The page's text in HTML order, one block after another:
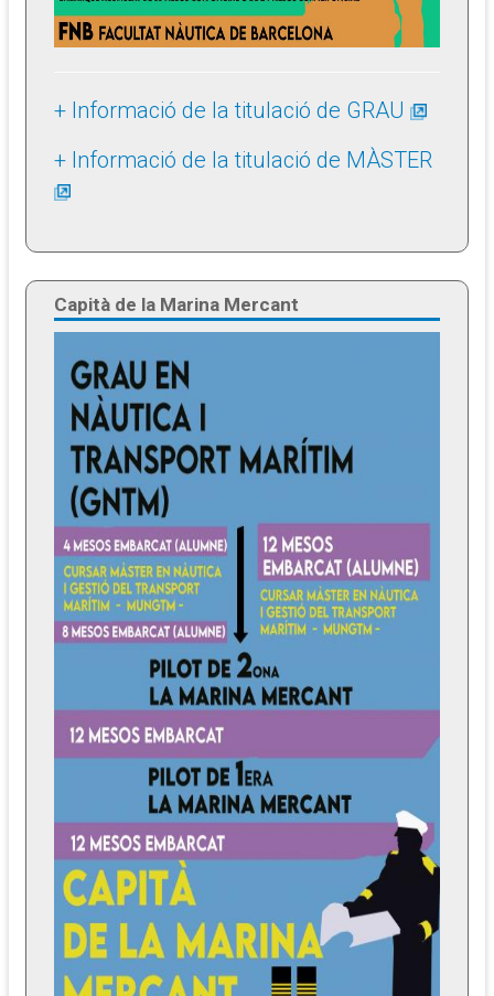
+ Informació de la titulació de GRAU
+ Informació de la titulació de MÀSTER
Capità de la Marina Mercant